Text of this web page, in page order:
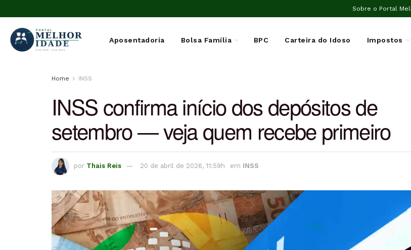
Sobre o Portal
Aposentadoria Bolsa Família BPC Carteira do Idoso Impostos
Home INSS
INSS confirma início dos depósitos de
setembro — veja quem recebe primeiro
por Thais Reis 20 de abril de 2026, 11:59h em INSS